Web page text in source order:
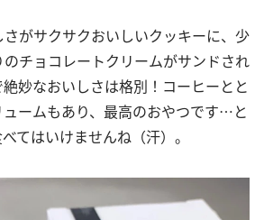
がサクサクおいしいクッキーに、少
チョコレートクリームがサンドされ
妙なおいしさは格別！コーヒーとと
ームもあり、最高のおやつです…と
てはいけませんね（汗）。